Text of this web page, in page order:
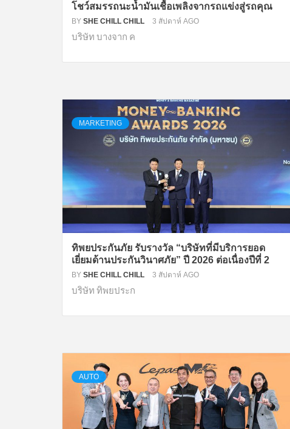
โชว์สมรรถนะน้ำมันเชื้อเพลิงจากรถแข่งสู่รถคุณ
BY SHE CHILL CHILL 3 สัปดาห์ AGO
บริษัท บางจาก ค
MARKETING
ทิพยประกันภัย รับรางวัล “บริษัทที่มีบริการยอด
เยี่ยมด้านประกันวินาศภัย” ปี 2026 ต่อเนื่องปีที่ 2
BY SHE CHILL CHILL 3 สัปดาห์ AGO
บริษัท ทิพยประก
AUTO